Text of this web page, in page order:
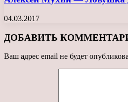
04.03.2017
ДОБАВИТЬ
Ваш адрес email не будет